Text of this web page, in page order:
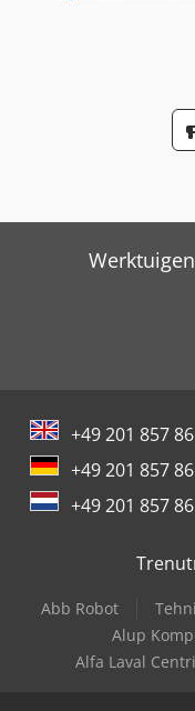
+49 201 857
+49 201 857
+49 201 857
Abb Robot
Alup
Alfa Laval